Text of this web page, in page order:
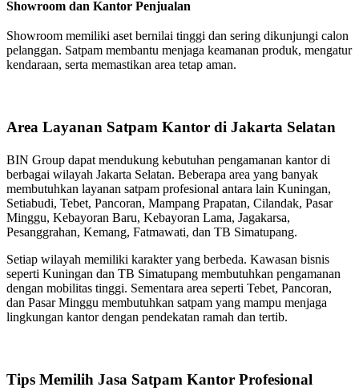
Showroom dan Kantor Penjualan
Showroom memiliki aset bernilai tinggi dan sering dikunjungi calon
pelanggan. Satpam membantu menjaga keamanan produk, mengatur
kendaraan, serta memastikan area tetap aman.
Area Layanan Satpam Kantor di Jakarta Selatan
BIN Group dapat mendukung kebutuhan pengamanan kantor di
berbagai wilayah Jakarta Selatan. Beberapa area yang banyak
membutuhkan layanan satpam profesional antara lain Kuningan,
Setiabudi, Tebet, Pancoran, Mampang Prapatan, Cilandak, Pasar
Minggu, Kebayoran Baru, Kebayoran Lama, Jagakarsa,
Pesanggrahan, Kemang, Fatmawati, dan TB Simatupang.
Setiap wilayah memiliki karakter yang berbeda. Kawasan bisnis
seperti Kuningan dan TB Simatupang membutuhkan pengamanan
dengan mobilitas tinggi. Sementara area seperti Tebet, Pancoran,
dan Pasar Minggu membutuhkan satpam yang mampu menjaga
lingkungan kantor dengan pendekatan ramah dan tertib.
Tips Memilih Jasa Satpam Kantor Profesional